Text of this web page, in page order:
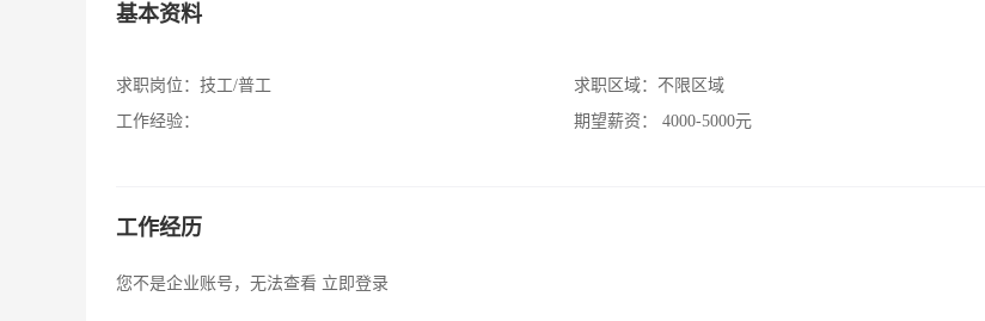
基本资料
求职岗位： 技工/普工
工作经验：
求职区域： 不限区域
期望薪资：
4000-5000元
工作经历
您不是企业账号，无法查看 立即登录